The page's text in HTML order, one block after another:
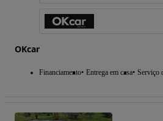
OKcar
Financiamento Entrega em casa Serviço